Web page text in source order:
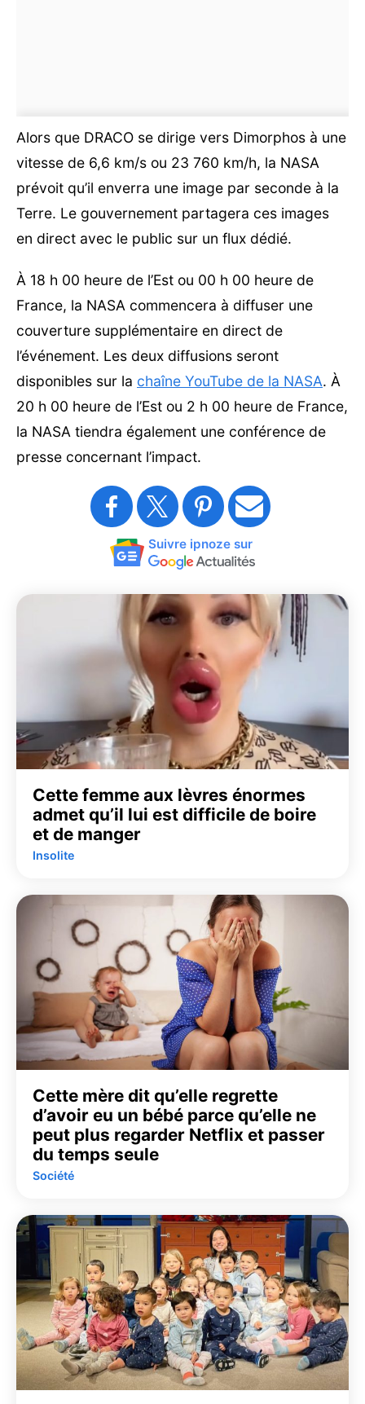
Alors que DRACO se dirige vers Dimorphos à une
vitesse de 6,6 km/s ou 23 760 km/h, la NASA
prévoit qu’il enverra une image par seconde à la
Terre. Le gouvernement partagera ces images
en direct avec le public sur un flux dédié.
À 18 h 00 heure de l’Est ou 00 h 00 heure de
France, la NASA commencera à diffuser une
couverture supplémentaire en direct de
l’événement. Les deux diffusions seront
disponibles sur la chaîne YouTube de la NASA. À
20 h 00 heure de l’Est ou 2 h 00 heure de France,
la NASA tiendra également une conférence de
presse concernant l’impact.
Suivre ipnoze sur
Cette femme aux lèvres énormes
admet qu’il lui est difficile de boire
et de manger
Insolite
Cette mère dit qu’elle regrette
d’avoir eu un bébé parce qu’elle ne
peut plus regarder Netflix et passer
du temps seule
Société